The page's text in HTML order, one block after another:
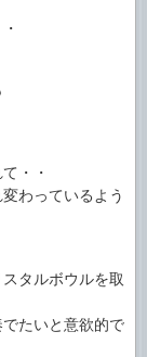
・・
わっているよう
タルボウルを取
たいと意欲的で